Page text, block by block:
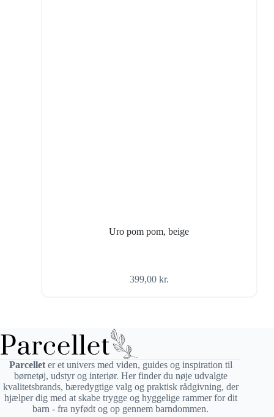
Uro pom pom, beige
399,00 kr.
Parcelleter et univers med viden, guides og inspiration til
børnetøj, udstyr og interiør. Her finder du nøje udvalgte
kvalitetsbrands, bæredygtige valg og praktisk rådgivning, der
hjælper dig med at skabe trygge og hyggelige rammer for dit
barn - fra nyfødt og op gennem barndommen.